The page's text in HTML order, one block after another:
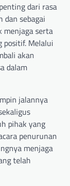
dari rasa
dan sebagai
menjaga serta
positif. Melalui
akan
dalam
jalannya
pihak yang
penurunan
menjaga
telah